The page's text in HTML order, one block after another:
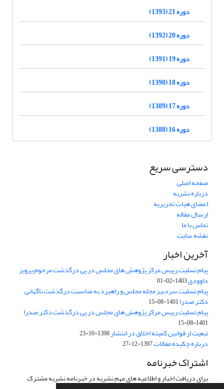
دوره 21 (1393)
دوره 20 (1392)
دوره 19 (1391)
دوره 18 (1390)
دوره 17 (1389)
دوره 16 (1388)
دسترسی سریع
صفحه اصلی
درباره نشریه
اعضای هیات تحریریه
ارسال مقاله
تماس با ما
نقشه سایت
آخرین اخبار
پیام تسلیت رییس مرکز پژوهش های مجلس در پی درگذشت مرحوم پرویز
داوودی1403-02-01
پیام تسلیت سردبیر مجله مجلس و راهبرد به مناسبت درگذشت ناگهانی
دکتر صدرا1401-08-15
پیام تسلیت رییس مرکز پژوهش های مجلس در پی درگذشت دکتر صدرا
1401-08-15
تبعیت از قوانین کمیته اخلاق در انتشار1398-10-23
درباره چکیده مقالات1397-12-27
اشتراک خبرنامه
برای دریافت اخبار و اطلاعیه های مهم نشریه در خبرنامه نشریه مشترک